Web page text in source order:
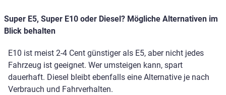
Super E5, Super E10 oder Diesel? Mögliche Alternativen im
Blick behalten
E10 ist meist 2-4 Cent günstiger als E5, aber nicht jedes
Fahrzeug ist geeignet. Wer umsteigen kann, spart
dauerhaft. Diesel bleibt ebenfalls eine Alternative je nach
Verbrauch und Fahrverhalten.